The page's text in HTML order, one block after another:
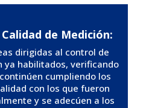
de Medición:
dirigidas al control de
ya habilitados, verificando
cumpliendo los
con los que fueron
y se adecúen a los